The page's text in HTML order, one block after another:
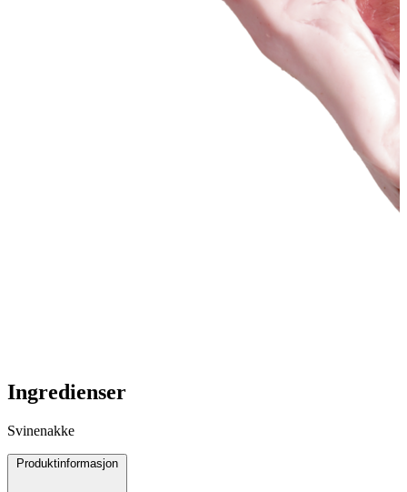
Ingredienser
Svinenakke
Produktinformasjon